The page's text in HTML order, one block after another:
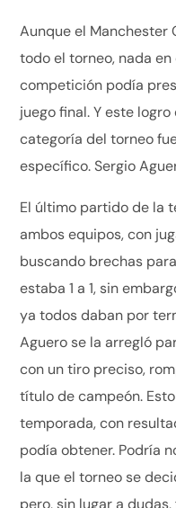
Aunque el Manchester
todo el torneo, nada
competición podía
juego final. Y este
categoría del torneo
específico. Sergio
El último partido de la
ambos equipos, con
buscando brechas
estaba 1 a 1, sin
ya todos daban por
Aguero se la arregló
con un tiro preciso,
título de campeón.
temporada, con
podía obtener. Podría
la que el torneo se
pero, sin lugar a